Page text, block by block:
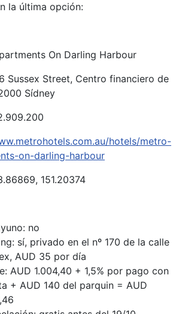
la última opción:
On Darling Harbour
Sussex Street, Centro financiero de
Sídney
hotels/metro-
on-darling-harbour
151.20374
no
sí, privado en el nº 170 de la calle
AUD 35 por día
AUD 1.004,40 + 1,5% por pago con
+ AUD 140 del parquin = AUD